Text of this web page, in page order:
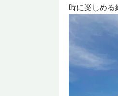
時に楽しめる